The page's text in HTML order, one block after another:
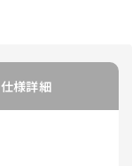
仕様詳細